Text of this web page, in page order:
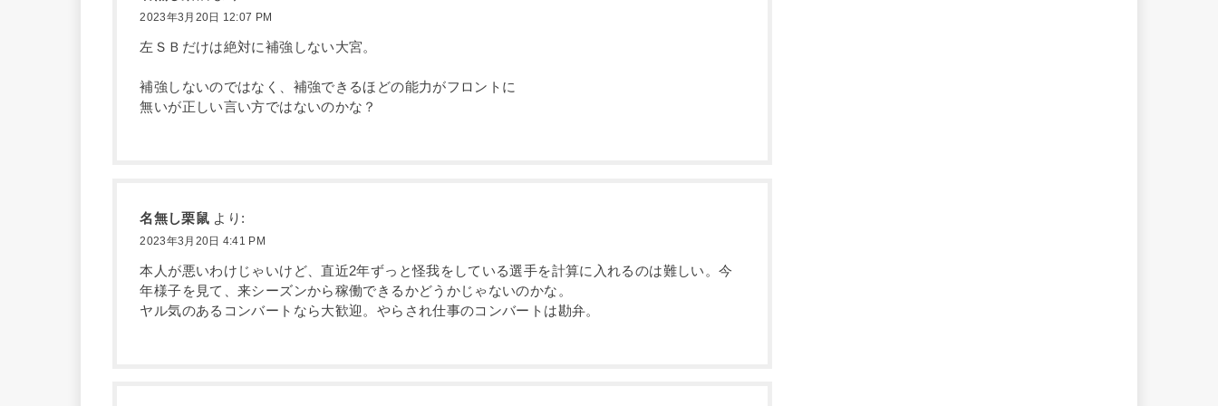
2023年3月20日 12:07 PM
左ＳＢだけは絶対に補強しない大宮。
補強しないのではなく、補強できるほどの能力がフロントに
無いが正しい言い方ではないのかな？
名無し栗鼠 より:
2023年3月20日 4:41 PM
本人が悪いわけじゃいけど、直近2年ずっと怪我をしている選手を計算に入れるのは難しい。今
年様子を見て、来シーズンから稼働できるかどうかじゃないのかな。
ヤル気のあるコンバートなら大歓迎。やらされ仕事のコンバートは勘弁。